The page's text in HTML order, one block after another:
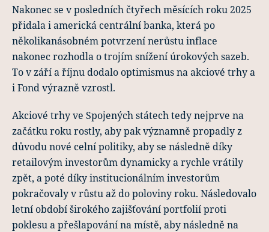
Nakonec se v posledních čtyřech měsících roku 2025
přidala i americká centrální banka, která po
několikanásobném potvrzení nerůstu inflace
nakonec rozhodla o trojím snížení úrokových sazeb.
To v září a říjnu dodalo optimismus na akciové trhy a
i Fond výrazně vzrostl.
Akciové trhy ve Spojených státech tedy nejprve na
začátku roku rostly, aby pak významně propadly z
důvodu nové celní politiky, aby se následně díky
retailovým investorům dynamicky a rychle vrátily
zpět, a poté díky institucionálním investorům
pokračovaly v růstu až do poloviny roku. Následovalo
letní období širokého zajišťování portfolií proti
poklesu a přešlapování na místě, aby následně na